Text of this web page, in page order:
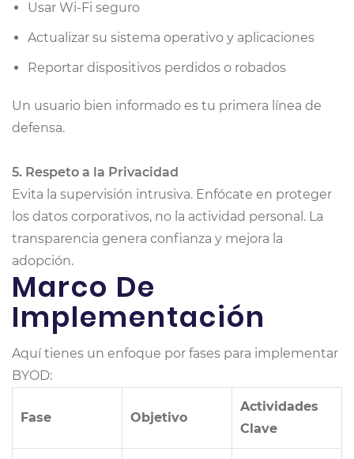
Usar Wi-Fi seguro
Actualizar su sistema operativo y aplicaciones
Reportar dispositivos perdidos o robados
Un usuario bien informado es tu primera línea de
defensa.
5. Respeto a la Privacidad
Evita la supervisión intrusiva. Enfócate en proteger
los datos corporativos, no la actividad personal. La
transparencia genera confianza y mejora la
adopción.
Marco De
Implementación
Aquí tienes un enfoque por fases para implementar
BYOD:
Fase Objetivo
Actividades
Clave